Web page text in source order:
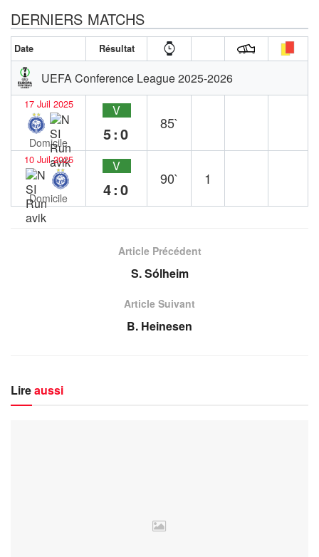
DERNIERS MATCHS
Date Résultat
UEFA Conference League 2025-2026
17 Juil 2025
Domicile
V
5:0
85`
10 Juil 2025
Domicile
V
4:0
90` 1
Article Précédent
S. Sólheim
Article Suivant
B. Heinesen
Lireaussi